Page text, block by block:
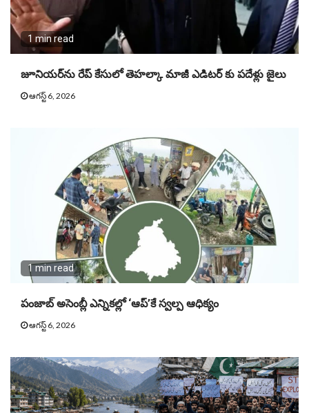
1 min read
జూనియ‌ర్‌ను రేప్ కేసులో తెహ‌ల్కా మాజీ ఎడిట‌ర్ కు పదేళ్లు జైలు
ఆగస్ట్ 6, 2026
1 min read
పంజాబ్ అసెంబ్లీ ఎన్నికల్లో ‘ఆప్’కే స్వల్ప ఆధిక్యం
ఆగస్ట్ 6, 2026